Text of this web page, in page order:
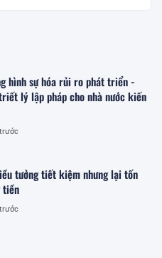
hình sự hóa rủi ro phát triển -
lý lập pháp cho nhà nước kiến
tưởng tiết kiệm nhưng lại tốn
tiền